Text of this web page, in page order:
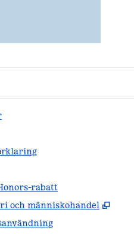
rabatt
och människohandel
,